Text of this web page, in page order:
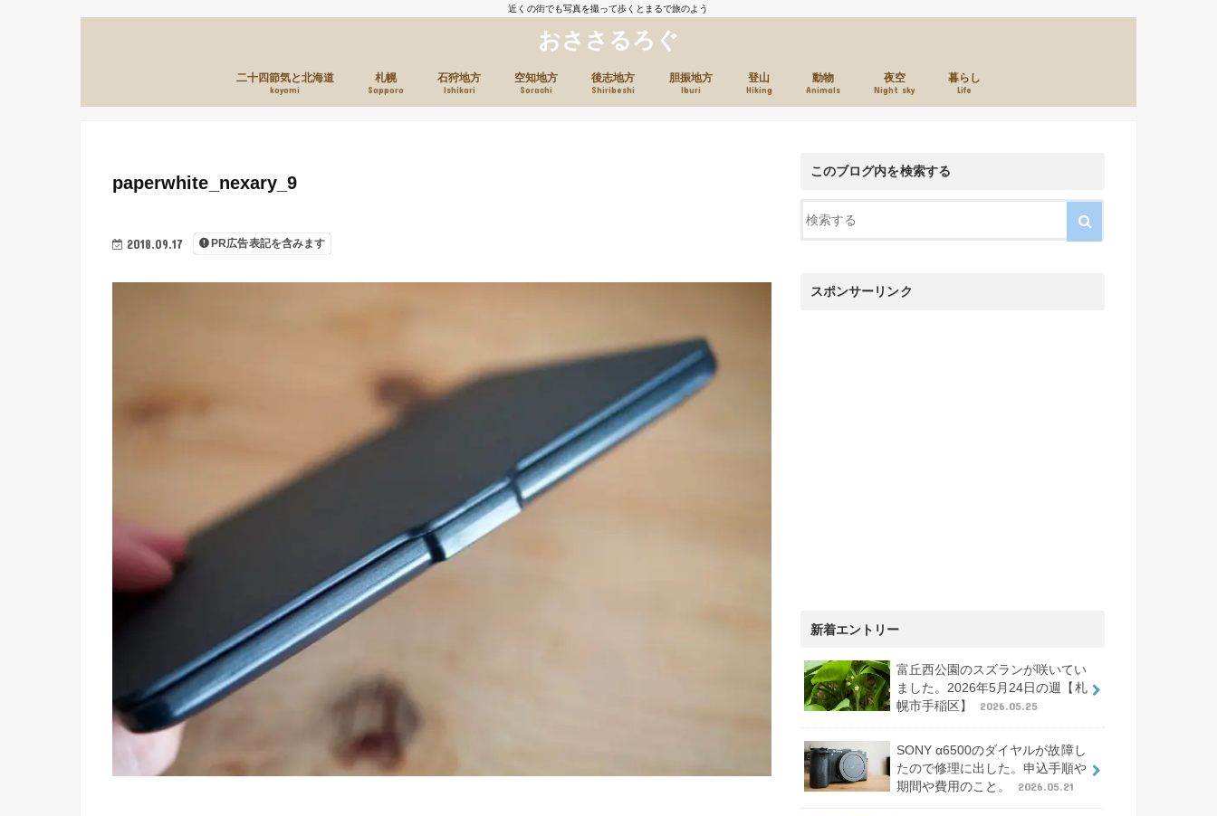
近くの街でも写真を撮って歩くとまるで旅のよう
おささるろぐ
二十四節気と北海道
koyomi
札幌
Sapporo
石狩地方
Ishikari
空知地方
Sorachi
後志地方
Shiribeshi
胆振地方
Iburi
登山
Hiking
動物
Animals
夜空
Night sky
暮らし
Life
2018.09.17 PR広告表記を含みます
paperwhite_nexary_9
このブログ内を検索する
スポンサーリンク
新着エントリー
富丘西公園のスズランが咲いてい
ました。2026年5月24日の週【札
幌市手稲区】
2026.05.25
SONY α6500のダイヤルが故障し
たので修理に出した。申込手順や
期間や費用のこと。
2026.05.21